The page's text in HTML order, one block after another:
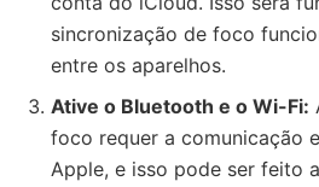
sincronização de foco
entre os aparelhos.
Ative o Bluetooth e o Wi-Fi:
foco requer a comunicação
Apple, e isso pode ser feito